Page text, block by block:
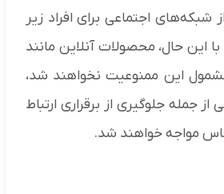
شبکه‌های اجتماعی برای افراد زیر
با این حال، محصولات آنلاین مانند
این ممنوعیت نخواهند شد،
جمله جلوگیری از برقراری ارتباط
مواجه خواهند شد.